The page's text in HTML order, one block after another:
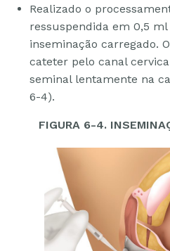
Realizado o
ressuspendida em 0,5
inseminação carregado.
cateter pelo canal
seminal lentamente na
6-4).
FIGURA 6-4.